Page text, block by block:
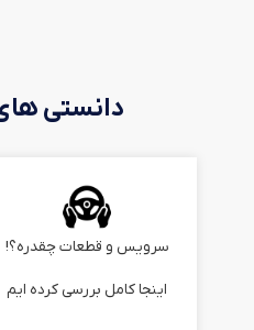
دانستی
سرویس و قطعات چقدره؟!
اینجا کامل بررسی کرده ایم